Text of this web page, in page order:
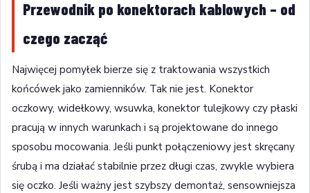
Przewodnik po konektorach kablowych – od
czego zacząć
Najwięcej pomyłek bierze się z traktowania wszystkich
końcówek jako zamienników. Tak nie jest. Konektor
oczkowy, widełkowy, wsuwka, konektor tulejkowy czy płaski
pracują w innych warunkach i są projektowane do innego
sposobu mocowania. Jeśli punkt połączeniowy jest skręcany
śrubą i ma działać stabilnie przez długi czas, zwykle wybiera
się oczko. Jeśli ważny jest szybszy demontaż, sensowniejsza